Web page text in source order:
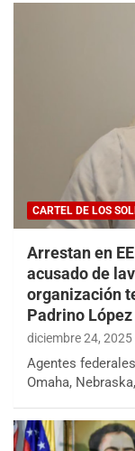
CARTEL DE LOS
Arrestan en
acusado de
organización
Padrino López
diciembre 24, 2025
Agentes
Omaha,